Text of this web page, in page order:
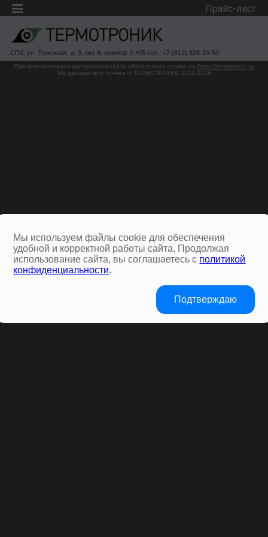
Прайс-лист
СПб, ул. Тележная, д. 3, лит А, пом/оф 3-Н/5 тел.: +7 (812) 326-10-50
При использовании материалов сайта обязательна ссылка на https://termotronic.ru
Мы делаем мир точнее © ТЕРМОТРОНИК 2011-2026
Мы используем файлы cookie для обеспечения
удобной и корректной работы сайта. Продолжая
использование сайта, вы соглашаетесь с политикой
конфиденциальности.
Подтверждаю